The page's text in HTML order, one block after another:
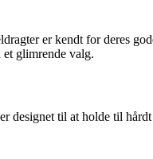
er kendt for deres
glimrende valg.
til at holde til